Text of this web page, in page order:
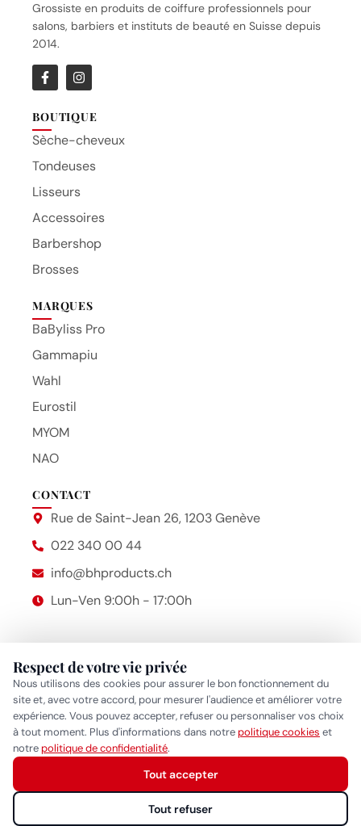
Grossiste en produits de coiffure professionnels pour
salons, barbiers et instituts de beauté en Suisse depuis
2014.
BOUTIQUE
Sèche-cheveux
Tondeuses
Lisseurs
Accessoires
Barbershop
Brosses
MARQUES
BaByliss Pro
Gammapiu
Wahl
Eurostil
MYOM
NAO
CONTACT
Rue de Saint-Jean 26, 1203 Genève
022 340 00 44
info@bhproducts.ch
Lun-Ven 9:00h - 17:00h
2014 – 2026 © Bhproducts Mentions légales
Respect de votre vie privée
Nous utilisons des cookies pour assurer le bon fonctionnement du
site et, avec votre accord, pour mesurer l'audience et améliorer votre
expérience. Vous pouvez accepter, refuser ou personnaliser vos choix
à tout moment. Plus d'informations dans notrepolitique cookies et
notrepolitique de confidentialité.
Tout refuser
Tout accepter
Politique de confidentialité • Politique cookies •
Gérer mes
préférences cookies
Beauty Hair Products
Réponse généralement sous quelques heures
Démarrer la conversation